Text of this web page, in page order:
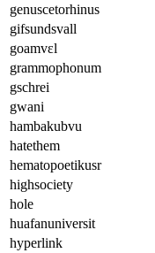
genuscetorhinus
gifsundsvall
goamvɛl
grammophonum
gschrei
gwani
hambakubvu
hatethem
hematopoetikusr
highsociety
hole
huafanuniversit
hyperlink